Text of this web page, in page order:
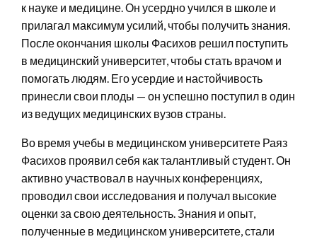
к науке и медицине. Он усердно учился в школе и
прилагал максимум усилий, чтобы получить знания.
После окончания школы Фасихов решил поступить
в медицинский университет, чтобы стать врачом и
помогать людям. Его усердие и настойчивость
принесли свои плоды — он успешно поступил в один
из ведущих медицинских вузов страны.
Во время учебы в медицинском университете Раяз
Фасихов проявил себя как талантливый студент. Он
активно участвовал в научных конференциях,
проводил свои исследования и получал высокие
оценки за свою деятельность. Знания и опыт,
полученные в медицинском университете, стали